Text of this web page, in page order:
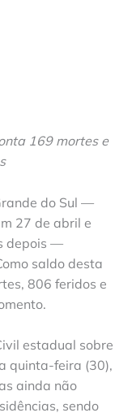
169 mortes e
do Sul —
27 de abril e
depois —
saldo desta
806 feridos e
estadual sobre
quinta-feira (30),
ainda não
sendo